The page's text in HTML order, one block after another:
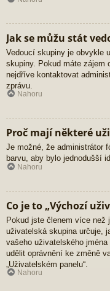
Jak se můžu stát
Vedoucí skupiny je obvykle
skupiny. Pokud máte zájem
nejdříve kontaktovat
zprávu.
Nahoru
Proč mají některé
Je možné, že administrátor
barvu, aby bylo jednodušší
Nahoru
Co je to „Výchozí
Pokud jste členem více
uživatelská skupina určuje,
vašeho uživatelského
udělit oprávnění ke změně
„Uživatelském panelu“.
Nahoru